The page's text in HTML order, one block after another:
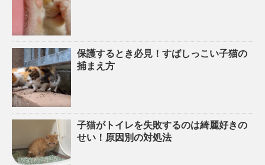
保護するとき必見！すばしっこい子猫の
捕まえ方
子猫がトイレを失敗するのは綺麗好きの
せい！原因別の対処法